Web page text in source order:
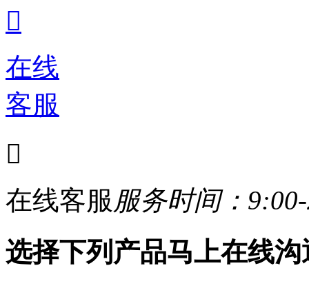

在线
客服

在线客服服务时间：
选择下列产品马上在线沟